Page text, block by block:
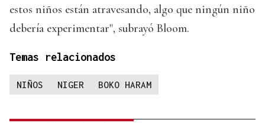
estos niños están atravesando, algo que ningún niño
debería experimentar", subrayó Bloom.
Temas relacionados
NIÑOS NIGER BOKO HARAM